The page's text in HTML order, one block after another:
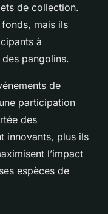
de collection.
mais ils
à
pangolins.
de
participation
des
innovants, plus ils
l’impact
espèces de